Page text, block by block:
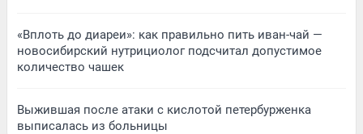
«Вплоть до диареи»: как правильно пить иван-чай —
новосибирский нутрициолог подсчитал допустимое
количество чашек
Выжившая после атаки с кислотой петербурженка
выписалась из больницы